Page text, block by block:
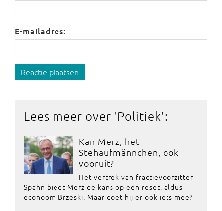
E-mailadres:
Reactie plaatsen
Lees meer over 'Politiek':
Kan Merz, het
Stehaufmännchen, ook
vooruit?
Het vertrek van fractievoorzitter
Spahn biedt Merz de kans op een reset, aldus
econoom Brzeski. Maar doet hij er ook iets mee?